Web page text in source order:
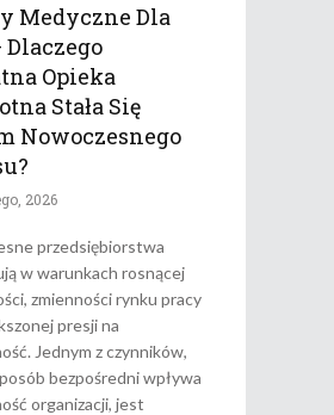
Medyczne Dla
Opieka
Stała Się
Nowoczesnego
2026
przedsiębiorstwa
w warunkach rosnącej
zmienności rynku pracy
presji na
Jednym z czynników,
bezpośredni wpływa
organizacji, jest